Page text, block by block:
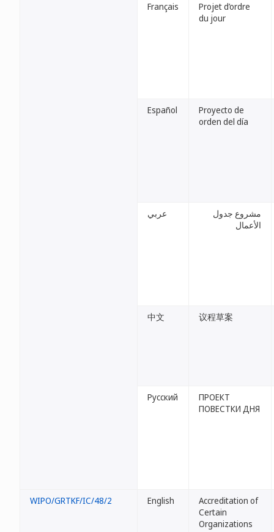
Français
Projet d’ordre
du jour
Español
Proyecto de
orden del día
عربي
مشروع جدول
الأعمال
中文 议程草案
Русский
ПРОЕКТ
ПОВЕСТКИ ДНЯ
WIPO/GRTKF/IC/48/2 English
Accreditation of
Certain
Organizations